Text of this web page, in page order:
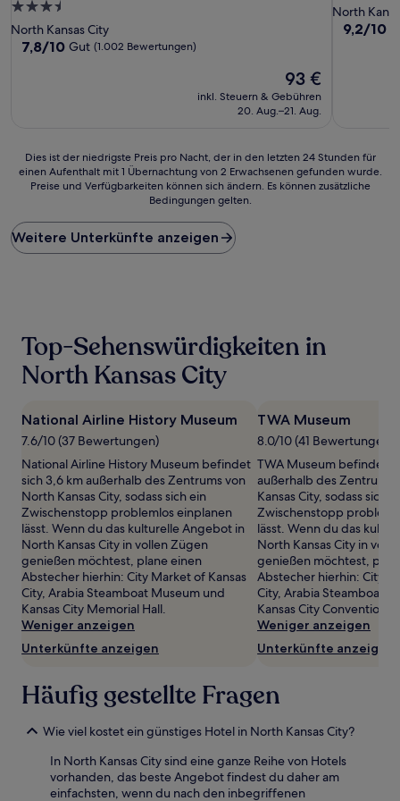
3.5-
Sterne-
Unterkunft
North Kansas City
7.8
7,8/10 Gut (1.002 Bewertungen)
Der
Preis
beträgt
93 €
inkl. Steuern & Gebühren
20. Aug.–21. Aug.
Sterne-
North
9.2
9,2/10
Dies
ist
Preis
pro
Nacht,
24 Stunden
einen
Aufenthalt
1 Übernachtung
2 Erwachsenen
gefunden
wurde.
Preise
und
Verfügbarkeiten
können
sich
ändern.
Es
können
zusätzliche
gelten.
Dies ist der niedrigste Preis pro Nacht, der in den letzten 24 Stunden für
einen Aufenthalt mit 1 Übernachtung von 2 Erwachsenen gefunden wurde.
Preise und Verfügbarkeiten können sich ändern. Es können zusätzliche
Bedingungen gelten.
Weitere Unterkünfte anzeigen
Top-Sehenswürdigkeiten in
North Kansas City
National Airline History Museum
7.6/10 (37 Bewertungen)
National Airline History Museum befindet
sich 3,6 km außerhalb des Zentrums von
North Kansas City, sodass sich ein
Zwischenstopp problemlos einplanen
lässt. Wenn du das kulturelle Angebot in
North Kansas City in vollen Zügen
genießen möchtest, plane einen
Abstecher hierhin: City Market of Kansas
City, Arabia Steamboat Museum und
Kansas City Memorial Hall.
Weniger anzeigen
Unterkünfte anzeigen
TWA Museum
8.0/10 (41 Bewertungen)
TWA Museum befindet
außerhalb des Zentrums
Kansas City, sodass sich
Zwischenstopp
lässt. Wenn du das
North Kansas City in
genießen möchtest,
Abstecher hierhin: City
City, Arabia Steamboat
Kansas City Convention
Weniger anzeigen
Unterkünfte anzeigen
Häufig gestellte Fragen
Wie viel kostet ein günstiges Hotel in North Kansas City?
In North Kansas City sind eine ganze Reihe von Hotels
vorhanden, das beste Angebot findest du daher am
einfachsten, wenn du nach den inbegriffenen